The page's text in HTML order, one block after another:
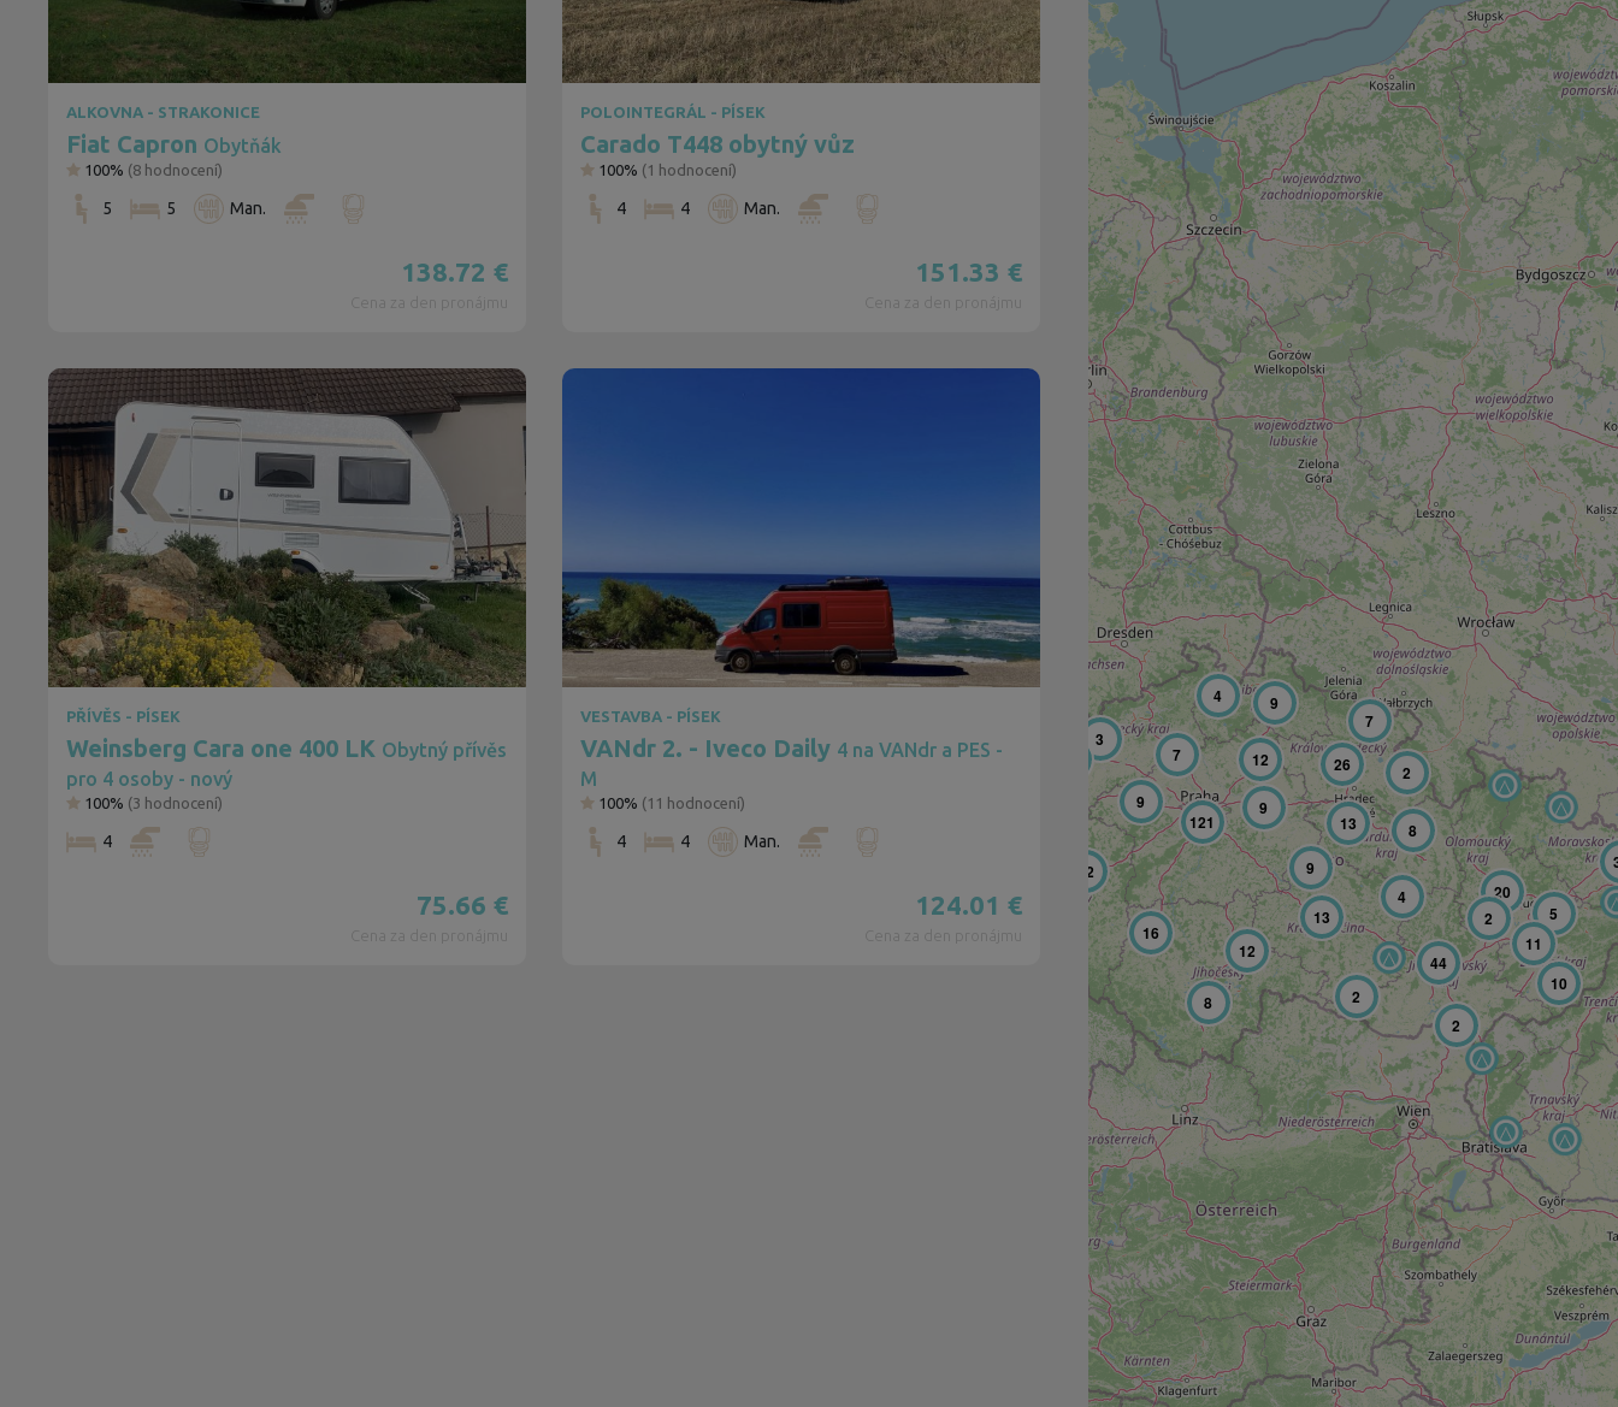
ALKOVNA - STRAKONICE
Fiat Capron Obytňák
100% (8 hodnocení)
5 5 Man.
138.72 €
Cena za den pronájmu
POLOINTEGRÁL - PÍSEK
Carado T448 obytný vůz
100% (1 hodnocení)
4 4 Man.
151.33 €
Cena za den pronájmu
PŘÍVĚS - PÍSEK
Weinsberg Cara one 400 LK Obytný přívěs
pro 4 osoby - nový
100% (3 hodnocení)
4
75.66 €
Cena za den pronájmu
VESTAVBA - PÍSEK
VANdr 2. - Iveco Daily 4 na VANdr a PES -
M
100% (11 hodnocení)
4 4 Man.
124.01 €
Cena za den pronájmu
7
2
2
4
2
13
9
7
2
8
16
9
12
8
12
9
121
12
3
4
13
9
26
44
20
11
5
10